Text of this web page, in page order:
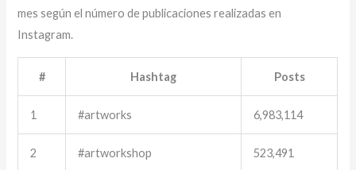
mes según el número de publicaciones realizadas en
Instagram.
# Hashtag Posts
1 #artworks 6,983,114
2 #artworkshop 523,491